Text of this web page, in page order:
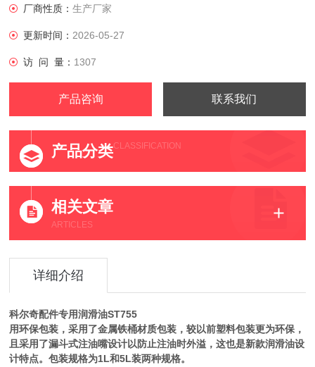
厂商性质：生产厂家
更新时间： 2026-05-27
访 问 量： 1307
产品咨询 联系我们
产品分类CLASSIFICATION
相关文章
ARTICLES
详细介绍
科尔奇配件专用润滑油ST755
用环保包装，采用了金属铁桶材质包装，较以前塑料包装更为环保，
且采用了漏斗式注油嘴设计以防止注油时外溢，这也是新款润滑油设
计特点。包装规格为1L和5L装两种规格。